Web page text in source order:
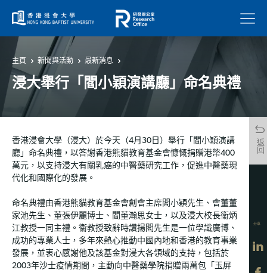
菜單
主頁 新聞與活動 最新消息
浸大舉行「閻小穎演講廳」命名典禮
返回
香港浸會大學（浸大）於今天（4月30日）舉行「閻小穎演講
廳」命名典禮，以答謝香港熊貓教育基金會慷慨捐贈港幣400
萬元，以支持浸大有關乳癌的中醫藥研究工作，促進中醫藥現
代化和國際化的發展。
命名典禮由香港熊貓教育基金會創會主席閻小穎先生、會董董
家池先生、董張伊麗博士、閻董瀚思女士，以及浸大校長衞炳
江教授一同主禮。衞教授致辭時讚揚閻先生是一位學識廣博、
成功的專業人士，多年來熱心推動中國內地和香港的教育事業
發展，並衷心感謝他及該基金對浸大各領域的支持，包括於
2003年沙士疫情期間，主動向中醫藥學院捐贈兩萬包「玉屏
分享